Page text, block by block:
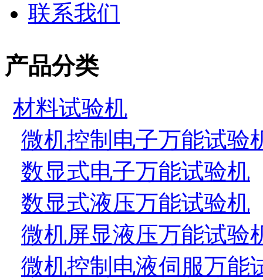
联系我们
产品分类
材料试验机
微机控制电子万能试验
数显式电子万能试验机
数显式液压万能试验机
微机屏显液压万能试验
微机控制电液伺服万能